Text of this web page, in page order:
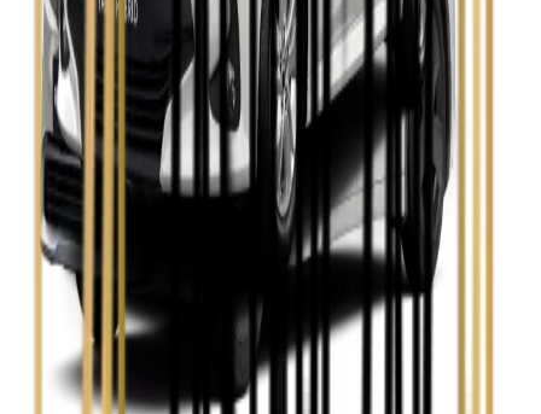
Skoda Octavia
Zobacz
Toyota Avensis
Zobacz
Toyota Camry
Zobacz
Toyota Corolla
Toyota Prius